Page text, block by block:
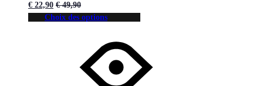
€ 22,90 €49,90
Choix des options